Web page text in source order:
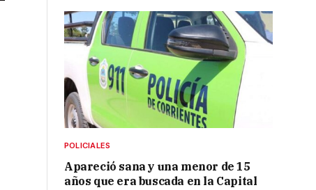
POLICIALES
Apareció sana y una menor de 15
años que era buscada en la Capital